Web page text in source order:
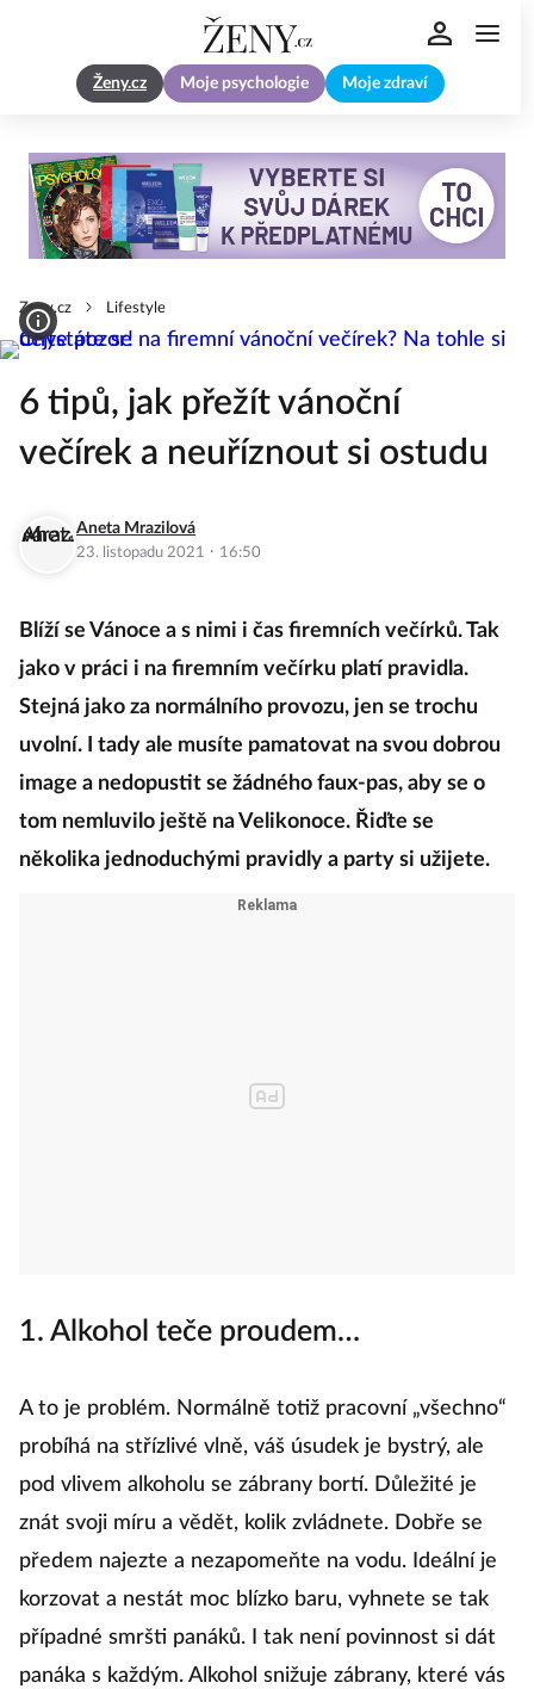
Ženy.cz Moje psychologie Moje zdraví
Zeny.cz Lifestyle
6 tipů, jak přežít vánoční
večírek a neuříznout si ostudu
Aneta Mrazilová
23. listopadu 2021 · 16:50
Blíží se Vánoce a s nimi i čas firemních večírků. Tak
jako v práci i na firemním večírku platí pravidla.
Stejná jako za normálního provozu, jen se trochu
uvolní. I tady ale musíte pamatovat na svou dobrou
image a nedopustit se žádného faux-pas, aby se o
tom nemluvilo ještě na Velikonoce. Řiďte se
několika jednoduchými pravidly a party si užijete.
1. Alkohol teče proudem…
A to je problém. Normálně totiž pracovní „všechno“
probíhá na střízlivé vlně, váš úsudek je bystrý, ale
pod vlivem alkoholu se zábrany bortí. Důležité je
znát svoji míru a vědět, kolik zvládnete. Dobře se
předem najezte a nezapomeňte na vodu. Ideální je
korzovat a nestát moc blízko baru, vyhnete se tak
případné smršti panáků. I tak není povinnost si dát
panáka s každým. Alkohol snižuje zábrany, které vás